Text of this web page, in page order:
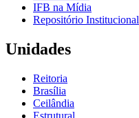
IFB na Mídia
Repositório Institucional
Unidades
Reitoria
Brasília
Ceilândia
Estrutural